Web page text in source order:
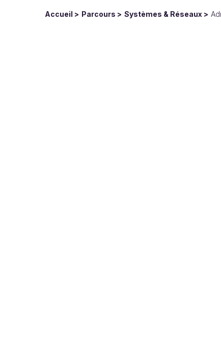
Accueil Parcours Systèmes & Réseaux